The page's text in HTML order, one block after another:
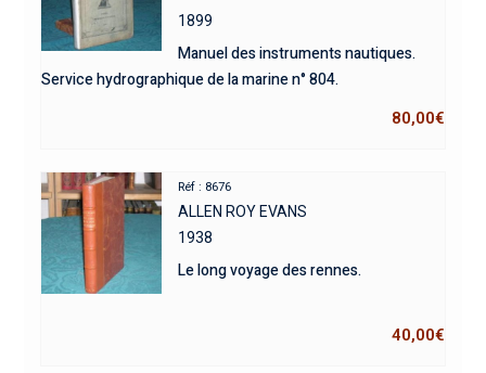
1899
Manuel des instruments nautiques.
Service hydrographique de la marine n° 804.
80,00€
Réf : 8676
ALLEN ROY EVANS
1938
Le long voyage des rennes.
40,00€